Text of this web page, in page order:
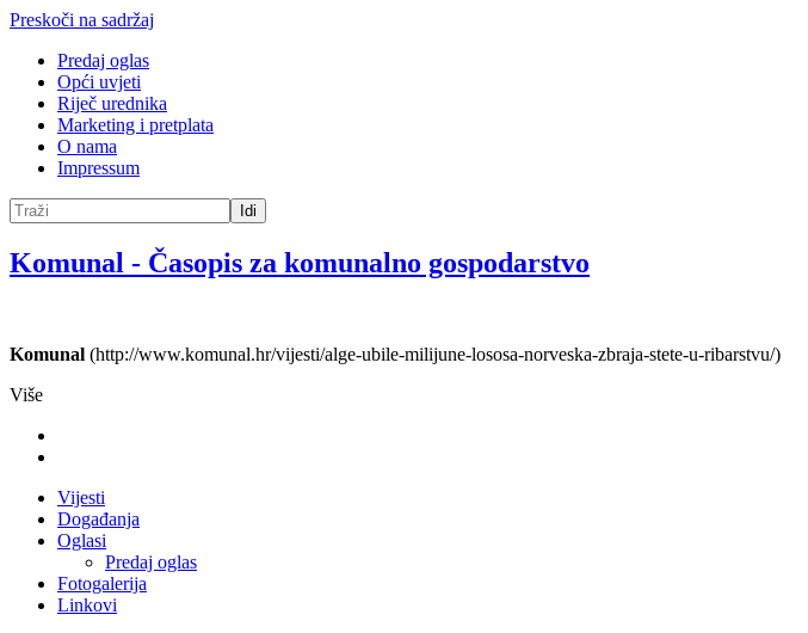
Preskoči na sadržaj
Predaj oglas
Opći uvjeti
Riječ urednika
Marketing i pretplata
O nama
Impressum
Idi
Komunal - Časopis za komunalno gospodarstvo
Komunal (http://www.komunal.hr/vijesti/alge-ubile-milijune-lososa-norveska-zbraja-stete-u-ribarstvu/)
Više
Vijesti
Događanja
Oglasi
Predaj oglas
Fotogalerija
Linkovi